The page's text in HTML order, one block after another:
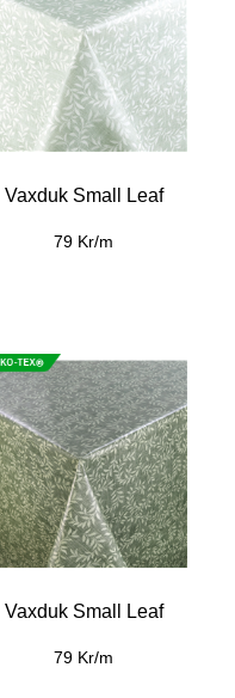
Vaxduk Small Leaf
79 Kr/m
Vaxduk Small Leaf
79 Kr/m